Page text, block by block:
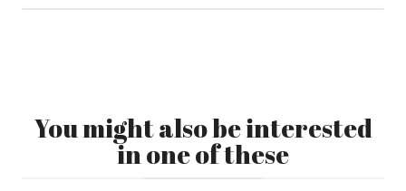
You might also be interested
in one of these